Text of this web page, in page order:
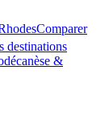
Comparer
destinations
&